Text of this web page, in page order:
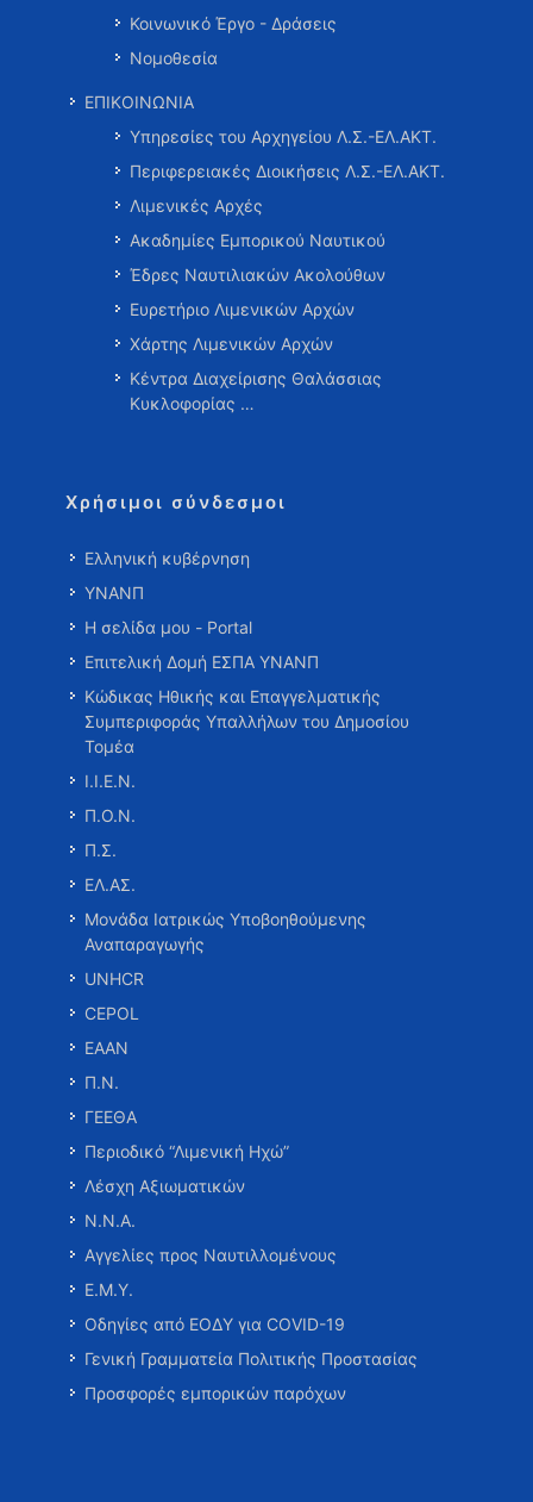
Κοινωνικό Έργο - Δράσεις
Νομοθεσία
ΕΠΙΚΟΙΝΩΝΙΑ
Υπηρεσίες του Αρχηγείου Λ.Σ.-ΕΛ.ΑΚΤ.
Περιφερειακές Διοικήσεις Λ.Σ.-ΕΛ.ΑΚΤ.
Λιμενικές Αρχές
Ακαδημίες Εμπορικού Ναυτικού
Έδρες Ναυτιλιακών Ακολούθων
Ευρετήριο Λιμενικών Αρχών
Χάρτης Λιμενικών Αρχών
Κέντρα Διαχείρισης Θαλάσσιας
Κυκλοφορίας …
Χρήσιμοι σύνδεσμοι
Ελληνική κυβέρνηση
ΥΝΑΝΠ
Η σελίδα μου - Portal
Επιτελική Δομή ΕΣΠΑ ΥΝΑΝΠ
Κώδικας Ηθικής και Επαγγελματικής
Συμπεριφοράς Υπαλλήλων του Δημοσίου
Τομέα
Ι.Ι.Ε.Ν.
Π.Ο.Ν.
Π.Σ.
ΕΛ.ΑΣ.
Μονάδα Ιατρικώς Υποβοηθούμενης
Αναπαραγωγής
UNHCR
CEPOL
ΕΑΑΝ
Π.Ν.
ΓΕΕΘΑ
Περιοδικό “Λιμενική Ηχώ”
Λέσχη Αξιωματικών
Ν.Ν.Α.
Αγγελίες προς Ναυτιλλομένους
Ε.Μ.Υ.
Οδηγίες από ΕΟΔΥ για COVID-19
Γενική Γραμματεία Πολιτικής Προστασίας
Προσφορές εμπορικών παρόχων